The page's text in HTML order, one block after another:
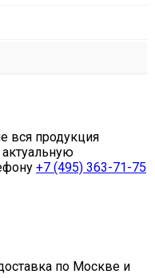
вся продукция
актуальную
+7 (495) 363-71-75
по Москве и